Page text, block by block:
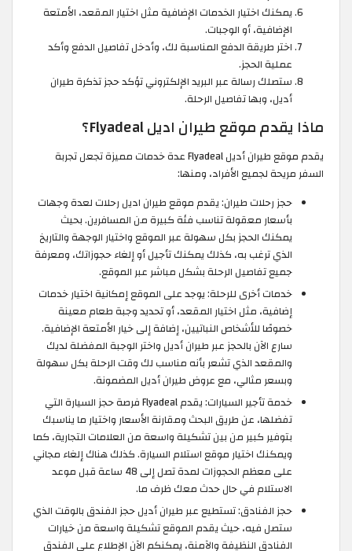
يمكنك اختيار الخدمات الإضافية مثل اختيار المقعد، الأمتعة
الإضافية، أو الوجبات.
اختر طريقة الدفع المناسبة لك، وأدخل تفاصيل الدفع وأكد
عملية الحجز.
ستصلك رسالة عبر البريد الإلكتروني تؤكد حجز تذكرة طيران
أديل، وبها تفاصيل الرحلة.
ماذا يقدم موقع طيران اديل Flyadeal؟
يقدم موقع طيران أديل Flyadeal عدة خدمات مميزة تجعل تجربة
السفر مريحة لجميع الأفراد، ومنها:
حجز رحلات طيران: يقدم موقع طيران اديل رحلات لعدة وجهات
بأسعار معقولة تناسب فئة كبيرة من المسافرين. بحيث
يمكنك الحجز بكل سهولة عبر الموقع واختيار الوجهة والتاريخ
الذي ترغب به، كذلك يمكنك تأجيل أو إلغاء حجوزاتك، ومعرفة
جميع تفاصيل الرحلة بشكل مباشر عبر الموقع.
خدمات أخرى للرحلة: يوجد على الموقع إمكانية اختيار خدمات
إضافية، مثل اختيار المقعد، أو تحديد وجبة طعام معينة
خصوصًا للأشخاص النباتيين، إضافة إلى خيار الأمتعة الإضافية.
سارع الآن بالحجز عبر طيران أديل واختر الوجبة المفضلة لديك
والمقعد الذي تشعر بأنه مناسب لك وقت الرحلة بكل سهولة
وبسعر مثالي، مع عروض طيران أديل المضمونة.
خدمة تأجير السيارات: يقدم Flyadeal فرصة حجز السيارة التي
تفضلها، عن طريق البحث ومقارنة الأسعار واختيار ما يناسبك
بتوفير كبير من بين تشكيلة واسعة من العلامات التجارية، كما
ويمكنك اختيار موقع استلام السيارة. كذلك هناك إلغاء مجاني
على معظم الحجوزات لمدة تصل إلى 48 ساعة قبل موعد
الاستلام في حال حدث معك ظرف ما.
حجز الفنادق: تستطيع عبر طيران أديل حجز الفندق بالوقت الذي
ستصل فيه، حيث يقدم الموقع تشكيلة واسعة من خيارات
الفنادق النظيفة والآمنة، يمكنكم الآن الإطلاع على الفندق